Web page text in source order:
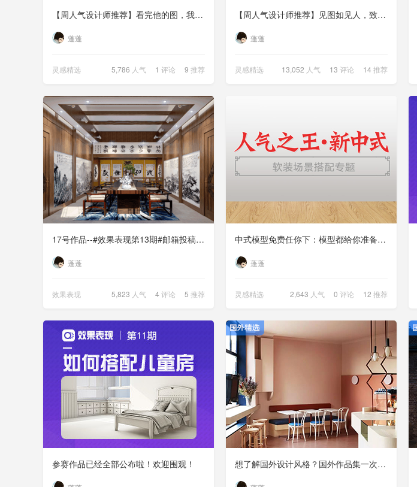
【周人气设计师推荐】看完他的图，我的3d自闭了！
蓬蓬
灵感精选 5,786 人气 1 评论 9 推荐
【周人气设计师推荐】见图如见人，致敬有灵魂的效果图！
蓬蓬
灵感精选 13,052 人气 13 评论 14 推荐
17号作品--#效果表现第13期#邮箱投稿【wmy95834057@foxmail.com】
蓬蓬
效果表现 5,823 人气 4 评论 5 推荐
中式模型免费任你下：模型都给你准备好了！中式还不会做吗？
蓬蓬
灵感精选 2,643 人气 0 评论 12 推荐
参赛作品已经全部公布啦！欢迎围观！ 想了解国外设计风格？国外作品集一次看过瘾！